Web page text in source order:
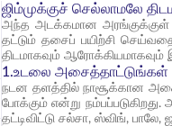
ஜிம்முக்குச் செல்லாமலே
அந்த அடக்கமான அரங்குக்குள்
தட்டும் தசைப் பயிற்சி
திடமாகவும் ஆரோக்கியமாகவும்
1.உடலை அசைத்தாட்டுங்கள்
நடன தளத்தில் நாசூக்கான
போக்கும் என்று
தட்டிவிட்டு சல்சா, ஸ்விங்,